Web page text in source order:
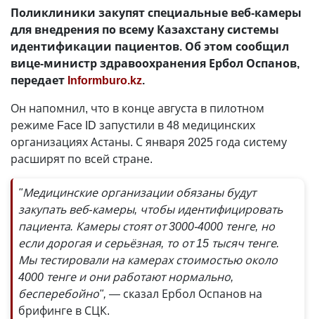
Поликлиники закупят специальные веб-камеры
для внедрения по всему Казахстану системы
идентификации пациентов. Об этом сообщил
вице-министр здравоохранения Ербол Оспанов,
передает Informburo.kz.
Он напомнил, что в конце августа в пилотном
режиме Face ID запустили в 48 медицинских
организациях Астаны. С января 2025 года систему
расширят по всей стране.
"Медицинские организации обязаны будут
закупать веб-камеры, чтобы идентифицировать
пациента. Камеры стоят от 3000-4000 тенге, но
если дорогая и серьёзная, то от 15 тысяч тенге.
Мы тестировали на камерах стоимостью около
4000 тенге и они работают нормально,
бесперебойно", — сказал Ербол Оспанов на
брифинге в СЦК.